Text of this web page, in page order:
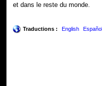
et dans le reste du monde.
Traductions : English Español